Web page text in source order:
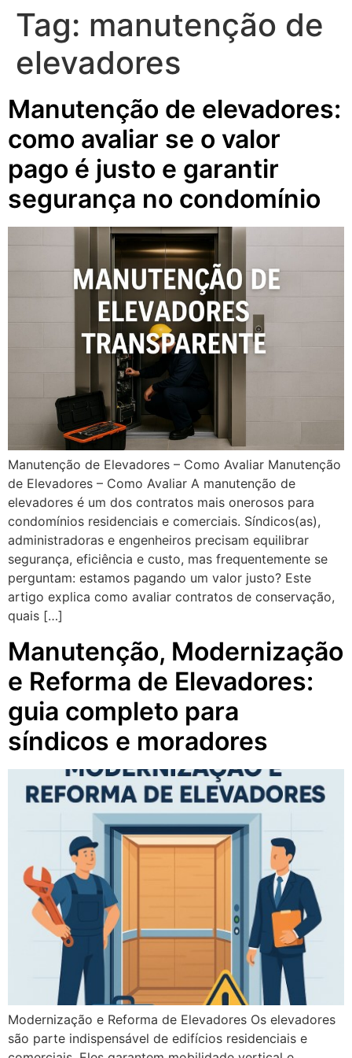
Tag: manutenção de
elevadores
Manutenção de elevadores:
como avaliar se o valor
pago é justo e garantir
segurança no condomínio
Manutenção de Elevadores – Como Avaliar Manutenção
de Elevadores – Como Avaliar A manutenção de
elevadores é um dos contratos mais onerosos para
condomínios residenciais e comerciais. Síndicos(as),
administradoras e engenheiros precisam equilibrar
segurança, eficiência e custo, mas frequentemente se
perguntam: estamos pagando um valor justo? Este
artigo explica como avaliar contratos de conservação,
quais […]
Manutenção, Modernização
e Reforma de Elevadores:
guia completo para
síndicos e moradores
Modernização e Reforma de Elevadores Os elevadores
são parte indispensável de edifícios residenciais e